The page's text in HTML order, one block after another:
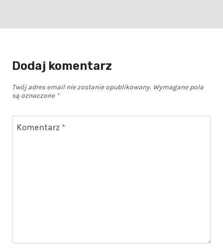
Dodaj komentarz
Twój adres email nie zostanie opublikowany. Wymagane pola
są oznaczone *
Komentarz *